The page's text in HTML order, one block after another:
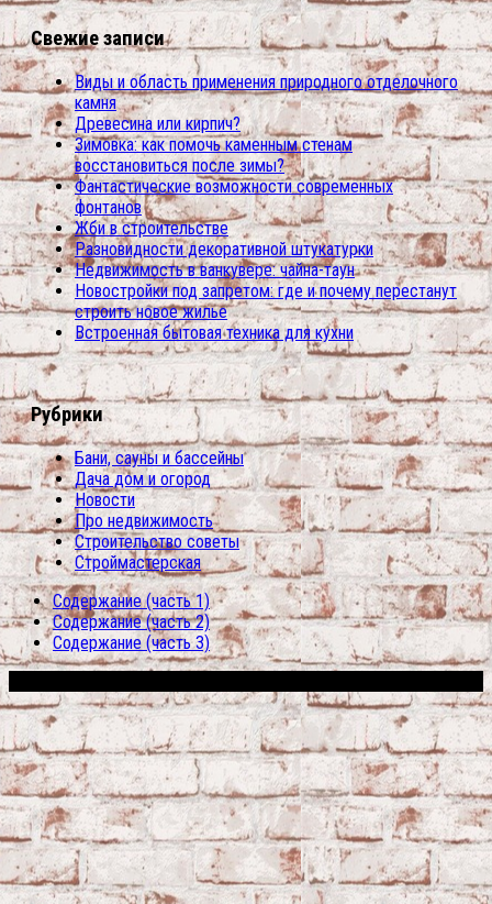
Свежие записи
Виды и область применения природного отделочного
камня
Древесина или кирпич?
Зимовка: как помочь каменным стенам
восстановиться после зимы?
Фантастические возможности современных
фонтанов
Жби в строительстве
Разновидности декоративной штукатурки
Недвижимость в ванкувере: чайна-таун
Новостройки под запретом: где и почему перестанут
строить новое жилье
Встроенная бытовая техника для кухни
Рубрики
Бани, сауны и бассейны
Дача дом и огород
Новости
Про недвижимость
Строительство советы
Строймастерская
Содержание (часть 1)
Содержание (часть 2)
Содержание (часть 3)